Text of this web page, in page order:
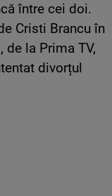
între cei doi.
Cristi Brancu în
de la Prima TV,
divorțul